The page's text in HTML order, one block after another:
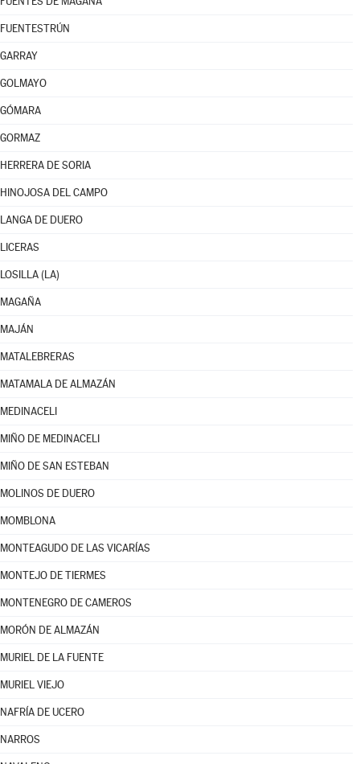
FUENTESTRÚN
GARRAY
GOLMAYO
GÓMARA
GORMAZ
HERRERA DE SORIA
HINOJOSA DEL CAMPO
LANGA DE DUERO
LICERAS
LOSILLA (LA)
MAGAÑA
MAJÁN
MATALEBRERAS
MATAMALA DE ALMAZÁN
MEDINACELI
MIÑO DE MEDINACELI
MIÑO DE SAN ESTEBAN
MOLINOS DE DUERO
MOMBLONA
MONTEAGUDO DE LAS VICARÍAS
MONTEJO DE TIERMES
MONTENEGRO DE CAMEROS
MORÓN DE ALMAZÁN
MURIEL DE LA FUENTE
MURIEL VIEJO
NAFRÍA DE UCERO
NARROS